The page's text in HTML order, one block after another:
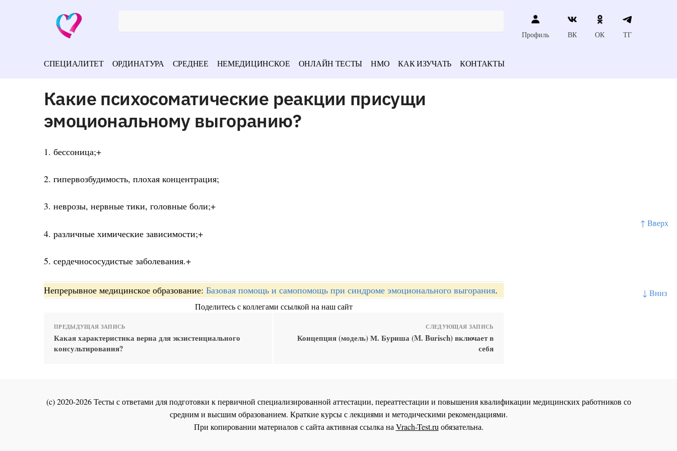
↑ Вверх
↓ Вниз
Профиль ВК ОК ТГ
СПЕЦИАЛИТЕТ ОРДИНАТУРА СРЕДНЕЕ НЕМЕДИЦИНСКОЕ ОНЛАЙН ТЕСТЫ НМО КАК ИЗУЧАТЬ КОНТАКТЫ
Какие психосоматические реакции присущи
эмоциональному выгоранию?
1. бессоница;+
2. гипервозбудимость, плохая концентрация;
3. неврозы, нервные тики, головные боли;+
4. различные химические зависимости;+
5. сердечнососудистые заболевания.+
Непрерывное медицинское образование: Базовая помощь и самопомощь при синдроме эмоционального выгорания.
Поделитесь с коллегами ссылкой на наш сайт
ПРЕДЫДУЩАЯ ЗАПИСЬ
Какая характеристика верна для экзистенциального
консультирования?
СЛЕДУЮЩАЯ ЗАПИСЬ
Концепция (модель) М. Буриша (M. Burisch) включает в
себя
(c) 2020-2026 Тесты с ответами для подготовки к первичной специализированной аттестации, переаттестации и повышения квалификации медицинских работников со
средним и высшим образованием. Краткие курсы с лекциями и методическими рекомендациями.
При копировании материалов с сайта активная ссылка на Vrach-Test.ru обязательна.